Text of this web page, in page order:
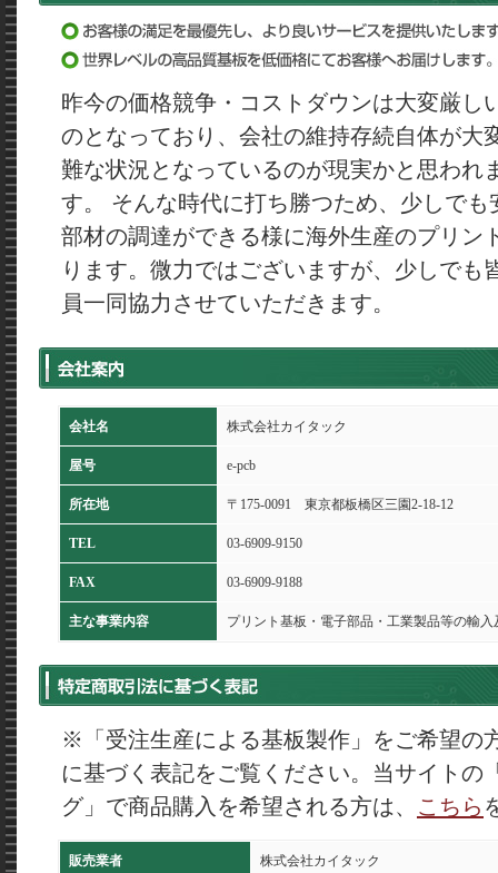
昨今の価格競争・コストダウンは大変厳し
のとなっており、会社の維持存続自体が大
難な状況となっているのが現実かと思われ
す。 そんな時代に打ち勝つため、少しでも
部材の調達ができる様に海外生産のプリン
ります。微力ではございますが、少しでも
員一同協力させていただきます。
会社名 株式会社カイタック
屋号 e-pcb
所在地 〒175-0091 東京都板橋区三園2-18-12
TEL 03-6909-9150
FAX 03-6909-9188
主な事業内容 プリント基板・電子部品・工業製品等の輸入
※「受注生産による基板製作」をご希望の
に基づく表記をご覧ください。当サイトの
グ」で商品購入を希望される方は、 こちら
販売業者 株式会社カイタック